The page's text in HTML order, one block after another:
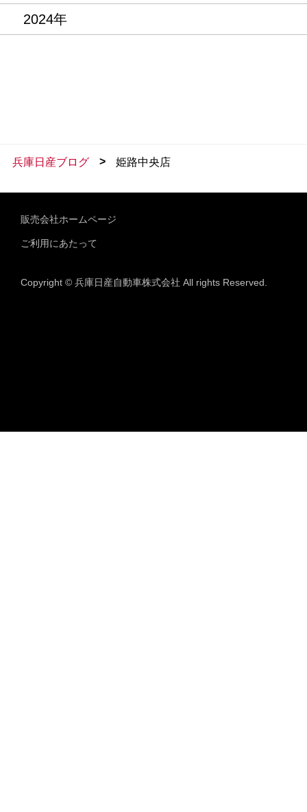
2024年
兵庫日産ブログ > 姫路中央店
販売会社ホームページ
ご利用にあたって
Copyright © 兵庫日産自動車株式会社 All rights Reserved.